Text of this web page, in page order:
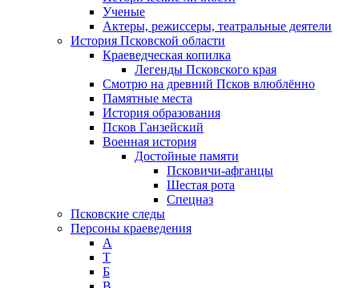
Ученые
Актеры, режиссеры, театральные деятели
История Псковской области
Краеведческая копилка
Легенды Псковского края
Смотрю на древний Псков влюблённо
Памятные места
История образования
Псков Ганзейский
Военная история
Достойные памяти
Псковичи-афганцы
Шестая рота
Спецназ
Псковские следы
Персоны краеведения
А
T
Б